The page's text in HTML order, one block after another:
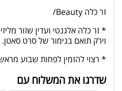
זר כלה Beauty/
* זר כלה אלגנטי ועדין שזור
וירק תואם בגימור של סרט סאטן.
* רצוי להזמין לפחות שבוע
שדרגו את המשלוח עם